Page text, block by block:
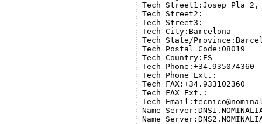
Tech Street1:Josep Pla
Tech Street2:
Tech Street3:
Tech City:Barcelona
Tech State/
Tech Postal Code:08019
Tech Country:ES
Tech Phone:+34.935074360
Tech Phone Ext.:
Tech FAX:+34.933102360
Tech FAX Ext.:
Tech
Name
Name